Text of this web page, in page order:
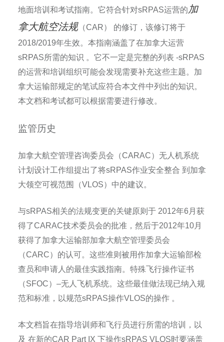
地面培训和考试指南。它符合针对sRPAS运营的加
拿大航空法规（CAR）
的修订，该修订将于
2018/2019年生效。本指南涵盖了在加拿大运营
sRPAS所需的知识 。它不一定是完整的列表 -sRPAS
的运营和培训组织可能会发现需要补充这些主题。加
拿大运输部规定的笔试应符合本文件中列出的知识。
本文档和考试都可以根据需要进行修改。
监管历史
加拿大航空管理咨询委员会（CARAC）无人机系统
计划设计工作组提出了将sRPAS作业安全整合 到加拿
大领空可视范围（VLOS）中的建议。
与sRPAS相关的法规变更的关键原则于2012年6 月获
得了CARAC技术委员会的批准，然后于2012年10月
获得了加拿大运输部加拿大航空管理委员会
（CARC）的认可。这些准则被用作加拿大运输部检
查员和申请人的最佳实践指南。特殊飞行操作证书
（SFOC） –无人飞机系统。这些最佳做法现已纳入规
范和标准，以规范sRPAS操作VLOS的操作 。
本文档旨在指导培训师和飞行员进行所需的培训，以
及 在新的CAR Part IX 下操作sRPAS VLOS时要涵盖